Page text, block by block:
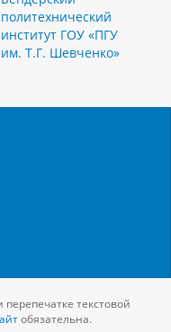
политехнический
институт ГОУ «ПГУ
им. Т.Г. Шевченко»
текстовой
обязательна.